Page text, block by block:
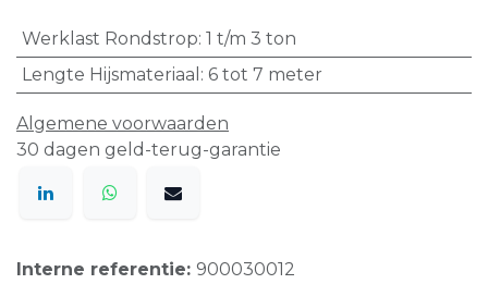
Werklast Rondstrop: 1 t/m 3 ton
Lengte Hijsmateriaal : 6 tot 7 meter
Algemene voorwaarden
30 dagen geld-terug-garantie
Interne referentie: 900030012